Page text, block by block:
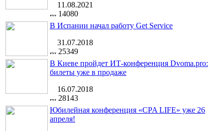
11.08.2021
14080
В Испании начал работу Get Service
31.07.2018
25349
В Киеве пройдет ИТ-конференция Dvoma.pro:
билеты уже в продаже
16.07.2018
28143
Юбилейная конференция «CPA LIFE» уже 26
апреля!